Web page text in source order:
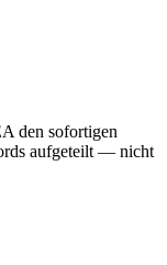
den sofortigen
aufgeteilt — nicht